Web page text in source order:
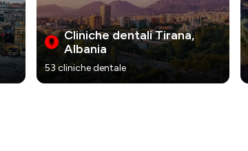
Cliniche dentali Tirana,
Albania
53 cliniche dentale